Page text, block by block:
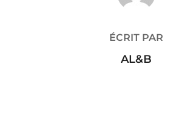
ÉCRIT PAR
AL&B